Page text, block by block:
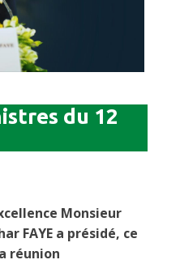
du 12
Monsieur
FAYE a présidé, ce
réunion